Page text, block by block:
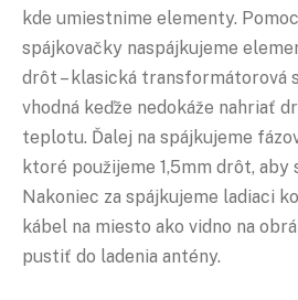
kde umiestnime elementy.
spájkovačky naspájkujeme
drôt – klasická transformátorová
vhodná keďže nedokáže nahriať
teplotu. Ďalej na spájkujeme
ktoré použijeme 1,5mm drôt, aby
Nakoniec za spájkujeme ladiaci
kábel na miesto ako vidno na
pustiť do ladenia antény.